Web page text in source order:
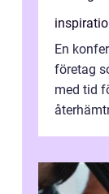
En
företag
med tid